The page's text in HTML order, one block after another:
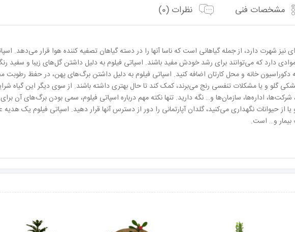
مشخصات فنی نظرات (0)
نیز شهرت دارد، از جمله گیاهانی است که ناسا آنها را در دسته گیاهان تصفیه کننده هوا قرار می‌دهد.
موادی دارد که می‌توانند برای رشد خودش مفید باشند. اسپاتی فیلوم به دلیل داشتن گل‌های زیبا و سفید
دکوراسیون خانه و محل کارتان اضافه کنید. اسپاتی فیلوم به دلیل داشتن برگ‌های پهن، در حفظ رطوبت
گلو و یا مشکلات تنفسی رنج می‌برند، کمک کند تا حال بهتری داشته باشند. از سوی دیگر این گیاه
شرکت‌ها، اداره‌ها، سازمان‌ها و… نگه دارید. تنها نکته مهم درباره اسپاتی فیلوم، سمی بودن برگ‌های آن
از حیوانات نگهداری می‌کنید، گلدان آپارتمانی را دور از دسترس آنها قرار دهید. اسپاتی فیلوم یک هدیه
بیمار و… است.